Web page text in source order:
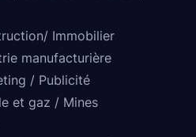
Immobilier
manufacturière
/ Publicité
et gaz / Mines